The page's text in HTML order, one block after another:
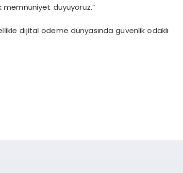
duyuyoruz.”
dijital ödeme dünyasında güvenlik odaklı